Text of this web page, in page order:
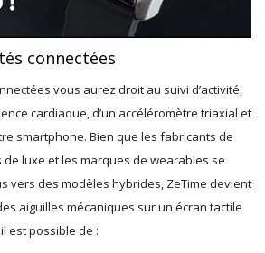
connectées
vous aurez droit au suivi d’activité,
cardiaque, d’un accéléromètre triaxial et
smartphone. Bien que les fabricants de
luxe et les marques de wearables se
vers des modèles hybrides, ZeTime devient
aiguilles mécaniques sur un écran tactile
est possible de :